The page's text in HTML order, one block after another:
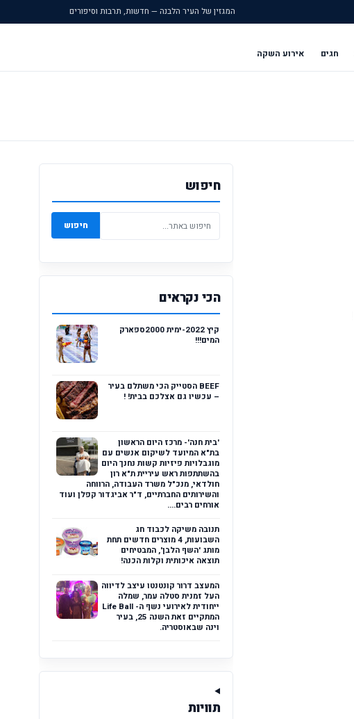
המגזין של העיר הלבנה — חדשות, תרבות וסיפורים
חגים אירוע השקה
חיפוש
חיפוש
הכי נקראים
קיץ 2022-ימית 2000ספארק
המים!!!
BEEF הסטייק הכי משתלם בעיר
– עכשיו גם אצלכם בבית! !
'בית חנה'- מרכז היום הראשון
בת"א המיועד לשיקום אנשים עם
מוגבלויות פיזיות קשות נחנך היום
בהשתתפות ראש עיריית ת"א רון
חולדאי, מנכ"ל משרד העבודה, הרווחה
והשירותים החברתיים, ד"ר אביגדור קפלן ועוד
אורחים רבים....
תנובה משיקה לכבוד חג
השבועות, 4 מוצרים חדשים תחת
מותג 'השף הלבן', המבטיחים
תוצאה איכותית וקלות הכנה!
המעצב דרור קונטנטו עיצב לדיווה
העל זמנית סטלה עמר, שמלה
ייחודית לאירועי נשף ה- Life Ball
המתקיים זאת השנה 25, בעיר
וינה שבאוסטריה.
תוויות